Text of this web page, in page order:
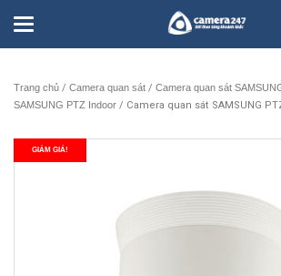
Trang chủ / Camera quan sát / Camera quan sát
SAMSUNG PTZ Indoor / Camera quan sát SAMSUNG
GIẢM GIÁ!